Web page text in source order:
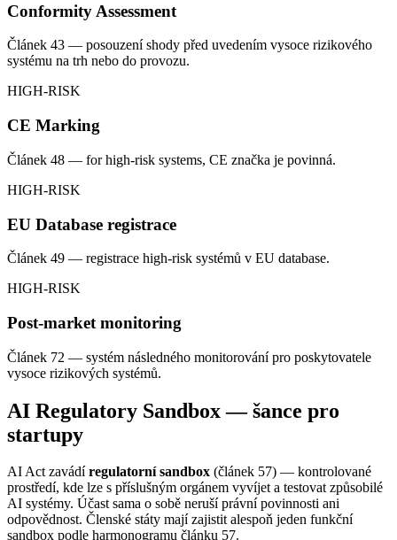
Conformity Assessment
Článek 43 — posouzení shody před uvedením vysoce rizikového
systému na trh nebo do provozu.
HIGH-RISK
CE Marking
Článek 48 — for high-risk systems, CE značka je povinná.
HIGH-RISK
EU Database registrace
Článek 49 — registrace high-risk systémů v EU database.
HIGH-RISK
Post-market monitoring
Článek 72 — systém následného monitorování pro poskytovatele
vysoce rizikových systémů.
AI Regulatory Sandbox — šance pro
startupy
AI Act zavádí regulatorní sandbox (článek 57) — kontrolované
prostředí, kde lze s příslušným orgánem vyvíjet a testovat způsobilé
AI systémy. Účast sama o sobě neruší právní povinnosti ani
odpovědnost. Členské státy mají zajistit alespoň jeden funkční
sandbox podle harmonogramu článku 57.